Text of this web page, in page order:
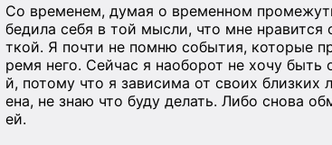
Со временем, думая о временном
бедила себя в той мысли, что мне
ткой. Я почти не помню события, которые
ремя него. Сейчас я наоборот не хочу
й, потому что я зависима от своих
ена, не знаю что буду делать. Либо снова
ей.